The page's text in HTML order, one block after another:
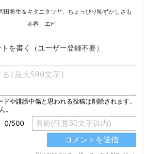
田将生＆キタニタツヤ、ちょっぴり恥ずかしさも
「赤春」エピ
を書く（ユーザー登録不要）